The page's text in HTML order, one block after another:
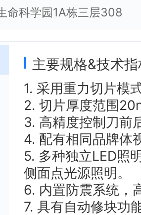
命科学园1A栋三层308
主要规格&技术
1. 采用重力切片模
2. 切片厚度范围
3. 高精度控制刀前
4. 配有相同品牌体
5. 多种独立LED照
侧面点光源照明。
6. 内置防震系统，
7. 具有自动修块功